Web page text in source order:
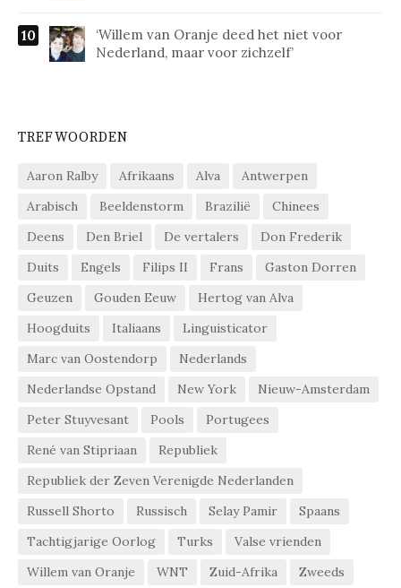
‘Willem van Oranje deed het niet voor
Nederland, maar voor zichzelf’
TREFWOORDEN
Aaron Ralby Afrikaans Alva
Antwerpen
Arabisch
Beeldenstorm Brazilië
Chinees
Deens
Den Briel De vertalers
Don Frederik
Duits
Engels Filips II Frans
Gaston Dorren
Geuzen
Gouden Eeuw
Hertog van Alva
Hoogduits
Italiaans
Linguisticator
Marc van Oostendorp
Nederlands
Nederlandse Opstand
New York
Nieuw-Amsterdam
Peter Stuyvesant
Pools
Portugees
René van Stipriaan
Republiek
Republiek der Zeven Verenigde Nederlanden
Russell Shorto
Russisch Selay Pamir
Spaans
Tachtigjarige Oorlog
Turks
Valse vrienden
Willem van Oranje
WNT Zuid-Afrika Zweeds